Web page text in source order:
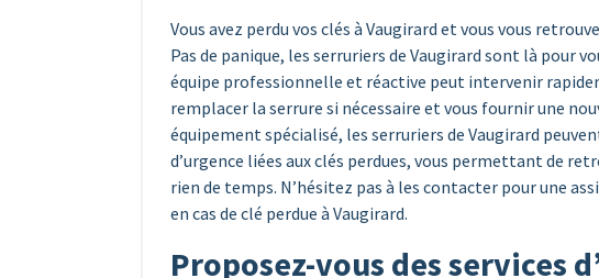
Vous avez perdu vos clés à Vaugirard et vous vous
Pas de panique, les serruriers de Vaugirard sont là pour
équipe professionnelle et réactive peut intervenir
remplacer la serrure si nécessaire et vous fournir une
équipement spécialisé, les serruriers de Vaugirard
d’urgence liées aux clés perdues, vous permettant de
rien de temps. N’hésitez pas à les contacter pour une
en cas de clé perdue à Vaugirard.
Proposez-vous des services